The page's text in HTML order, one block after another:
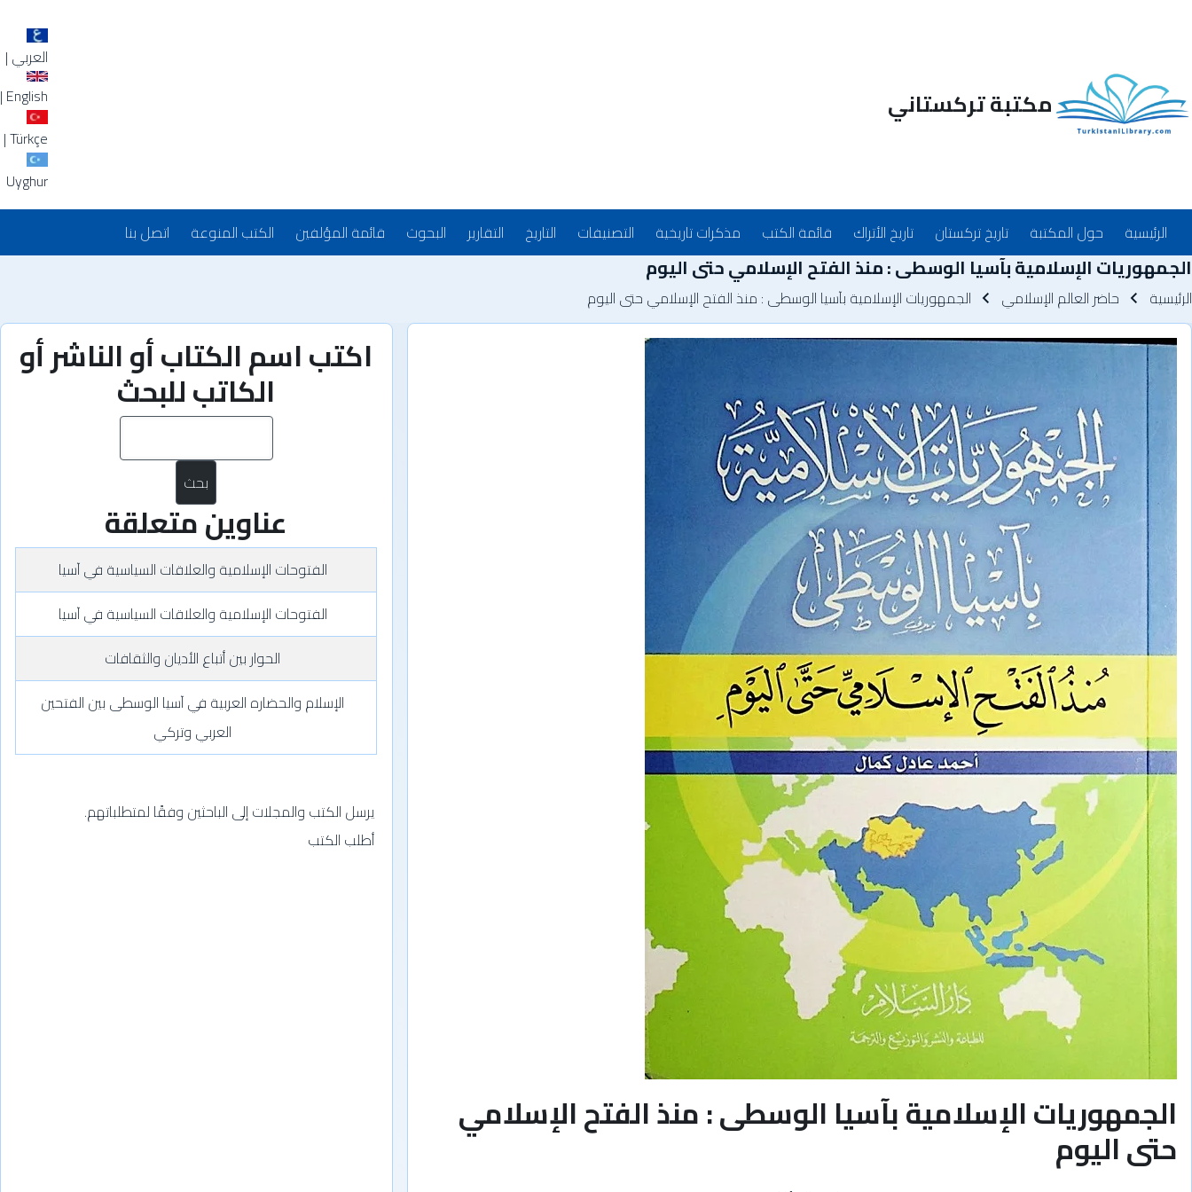
العربي |
English
|
Türkçe
|
Uyghur
مكتبة تركستاني
Main_Menu_ar
الرئيسية حول المكتبة تاريخ تركستان تاريخ الأتراك قائمة الكتب مذكرات تاريخية التصنيفات التاريخ التقارير البحوث قائمة المؤلفين الكتب المنوعة اتصل بنا
الجمهوريات الإسلامية بآسيا الوسطى : منذ الفتح الإسلامي حتى اليوم
مسار التنقل
الرئيسية حاضر العالم الإسلامي الجمهوريات الإسلامية بآسيا الوسطى : منذ الفتح الإسلامي حتى اليوم
الجمهوريات الإسلامية بآسيا الوسطى : منذ الفتح الإسلامي
حتى اليوم
اكتب اسم الكتاب أو الناشر أو
الكاتب للبحث
عناوين متعلقة
‏الفتوحات الإسلامية والعلاقات السياسية في آسيا
‏الفتوحات الإسلامية والعلاقات السياسية في آسيا
‏الحوار بين أتباع الأديان والثقافات
‏الإسلام والحضاره العربية في آسيا الوسطى بين الفتحين
العربي وتركي
يرسل الكتب والمجلات إلى الباحثين وفقًا لمتطلباتهم.
أطلب الكتب